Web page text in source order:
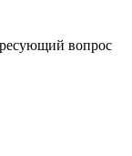
вопрос